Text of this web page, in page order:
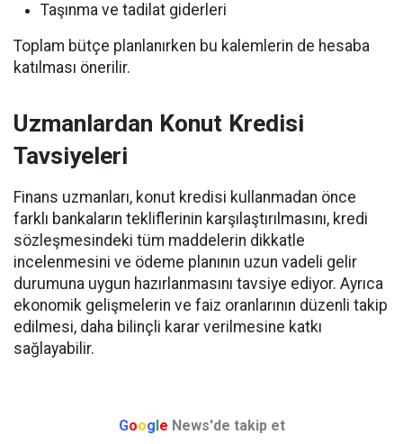
Taşınma ve tadilat giderleri
Toplam bütçe planlanırken bu kalemlerin de hesaba
katılması önerilir.
Uzmanlardan Konut Kredisi
Tavsiyeleri
Finans uzmanları, konut kredisi kullanmadan önce
farklı bankaların tekliflerinin karşılaştırılmasını, kredi
sözleşmesindeki tüm maddelerin dikkatle
incelenmesini ve ödeme planının uzun vadeli gelir
durumuna uygun hazırlanmasını tavsiye ediyor. Ayrıca
ekonomik gelişmelerin ve faiz oranlarının düzenli takip
edilmesi, daha bilinçli karar verilmesine katkı
sağlayabilir.
Google News'de takip et